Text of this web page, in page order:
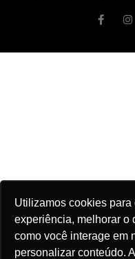
Utilizamos cookies para
experiência, melhorar o
como você interage em
personalizar conteúdo.